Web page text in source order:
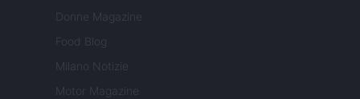
Donne Magazine
Food Blog
Milano Notizie
Motor Magazine